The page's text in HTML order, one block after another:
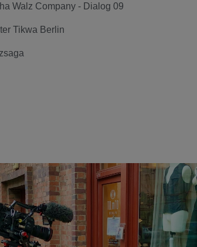
Walz Company - Dialog 09
Tikwa Berlin